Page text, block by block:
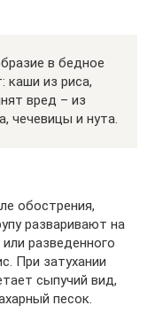
в бедное
каши из риса,
вред – из
чечевицы и нута.
обострения,
разваривают на
разведенного
При затухании
сыпучий вид,
песок.